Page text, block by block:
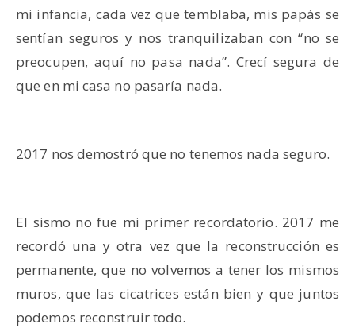
mi infancia, cada vez que temblaba, mis papás se
sentían seguros y nos tranquilizaban con “no se
preocupen, aquí no pasa nada”. Crecí segura de
que en mi casa no pasaría nada.
2017 nos demostró que no tenemos nada seguro.
El sismo no fue mi primer recordatorio. 2017 me
recordó una y otra vez que la reconstrucción es
permanente, que no volvemos a tener los mismos
muros, que las cicatrices están bien y que juntos
podemos reconstruir todo.